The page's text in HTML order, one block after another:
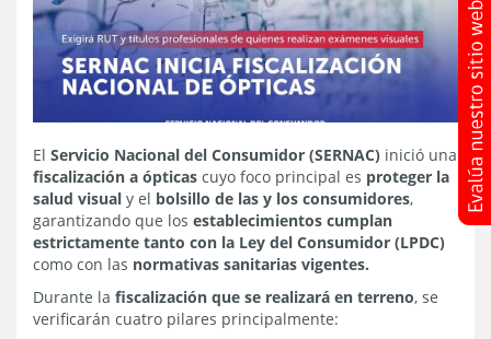
El Servicio Nacional del Consumidor (SERNAC) inició una
fiscalización a ópticas cuyo foco principal es proteger la
salud visual y el bolsillo de las y los consumidores,
garantizando que los establecimientos cumplan
estrictamente tanto con la Ley del Consumidor (LPDC)
como con las normativas sanitarias vigentes.
Durante la fiscalización que se realizará en terreno, se
verificarán cuatro pilares principalmente: